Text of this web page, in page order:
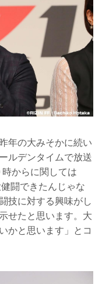
年の大みそかに続い
ルデンタイムで放送
からに関しては
闘できたんじゃな
技に対する興味がし
せたと思います。大
かと思います」とコ